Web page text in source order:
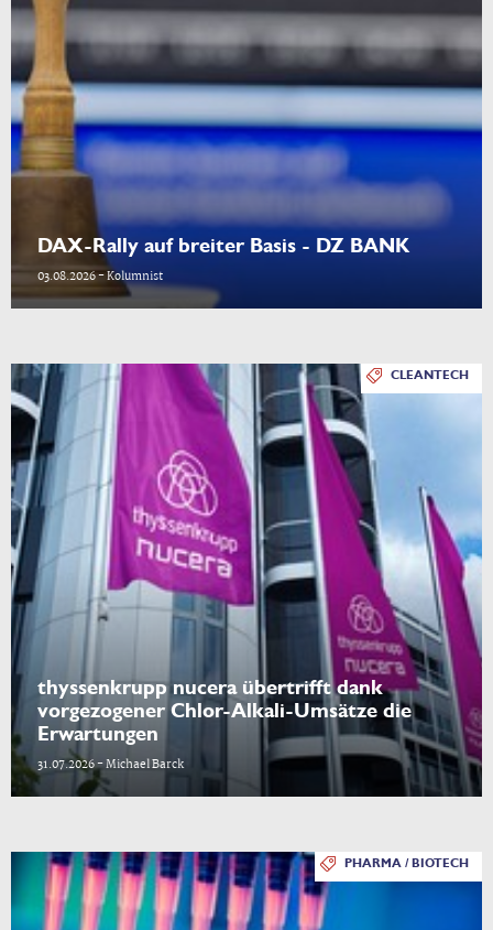
DAX-Rally auf breiter Basis - DZ BANK
03.08.2026 - Kolumnist
CLEANTECH
thyssenkrupp nucera übertrifft dank
vorgezogener Chlor-Alkali-Umsätze die
Erwartungen
31.07.2026 - Michael Barck
PHARMA / BIOTECH